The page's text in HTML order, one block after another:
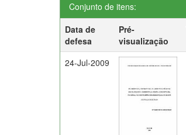
Conjunto de itens:
Data de
defesa
Pré-
visualização
24-Jul-2009